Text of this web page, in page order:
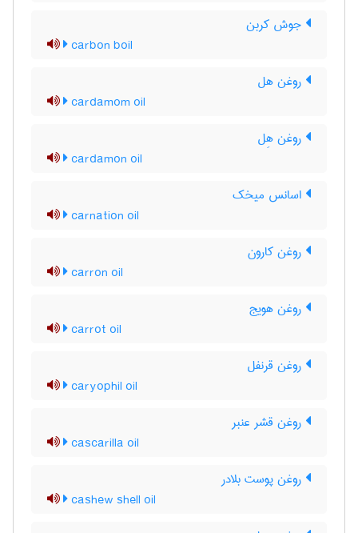
جوش کربن
carbon boil
روغن هل
cardamom oil
روغن هِل
cardamon oil
اسانس میخک
carnation oil
روغن کارون
carron oil
روغن هویج
carrot oil
روغن قرنفل
caryophil oil
روغن قشر عنبر
cascarilla oil
روغن پوست بلادر
cashew shell oil